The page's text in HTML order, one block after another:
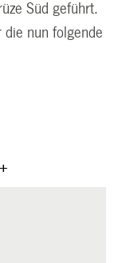
Süd geführt.
die nun folgende